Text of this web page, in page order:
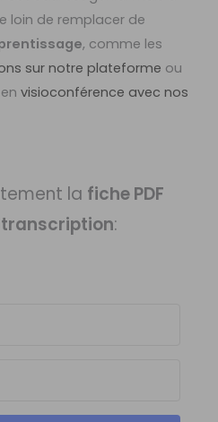
loin de remplacer de
, comme les
sur notre plateforme ou
envisioconférence avec nos
la fiche PDF
transcription: